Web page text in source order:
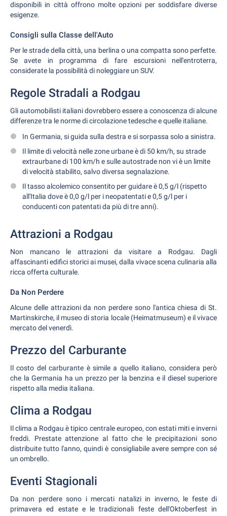
disponibili in città offrono molte opzioni per soddisfare diverse
esigenze.
Consigli sulla Classe dell'Auto
Per le strade della città, una berlina o una compatta sono perfette.
Se avete in programma di fare escursioni nell'entroterra,
considerate la possibilità di noleggiare un SUV.
Regole Stradali a Rodgau
Gli automobilisti italiani dovrebbero essere a conoscenza di alcune
differenze tra le norme di circolazione tedesche e quelle italiane.
In Germania, si guida sulla destra e si sorpassa solo a sinistra.
Il limite di velocità nelle zone urbane è di 50 km/h, su strade
extraurbane di 100 km/h e sulle autostrade non vi è un limite
di velocità stabilito, salvo diversa segnalazione.
Il tasso alcolemico consentito per guidare è 0,5 g/l (rispetto
all'Italia dove è 0,0 g/l per i neopatentati e 0,5 g/l per i
conducenti con patentati da più di tre anni).
Attrazioni a Rodgau
Non mancano le attrazioni da visitare a Rodgau. Dagli
affascinanti edifici storici ai musei, dalla vivace scena culinaria alla
ricca offerta culturale.
Da Non Perdere
Alcune delle attrazioni da non perdere sono l'antica chiesa di St.
Martinskirche, il museo di storia locale (Heimatmuseum) e il vivace
mercato del venerdì.
Prezzo del Carburante
Il costo del carburante è simile a quello italiano, considera però
che la Germania ha un prezzo per la benzina e il diesel superiore
rispetto alla media italiana.
Clima a Rodgau
Il clima a Rodgau è tipico centrale europeo, con estati miti e inverni
freddi. Prestate attenzione al fatto che le precipitazioni sono
distribuite tutto l'anno, quindi è consigliabile avere sempre con sé
un ombrello.
Eventi Stagionali
Da non perdere sono i mercati natalizi in inverno, le feste di
primavera ed estate e le tradizionali feste dell'Oktoberfest in